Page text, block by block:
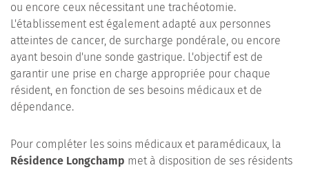
ou encore ceux nécessitant une trachéotomie.
L'établissement est également adapté aux personnes
atteintes de cancer, de surcharge pondérale, ou encore
ayant besoin d'une sonde gastrique. L'objectif est de
garantir une prise en charge appropriée pour chaque
résident, en fonction de ses besoins médicaux et de
dépendance.
Pour compléter les soins médicaux et paramédicaux, la
Résidence Longchamp met à disposition de ses résidents